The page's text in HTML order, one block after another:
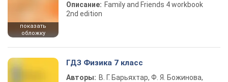
показать
обложку
Описание: Family and Friends 4 workbook
2nd edition
ГДЗ Физика 7 класс
Авторы: В. Г. Барьяхтар, Ф. Я. Божинова,